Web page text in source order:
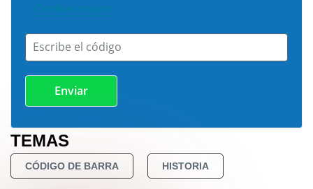
Cambiar imagen
Escribe el código
TEMAS
CÓDIGO DE BARRA HISTORIA